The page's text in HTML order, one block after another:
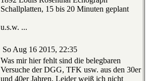
Schallplatten, 15 bis 20 Minuten geplant
u.s.w. ...
So Aug 16 2015, 22:35
Was mir hier fehlt sind die belegbaren
Versuche der DGG, TFK usw. aus den 30er
und 40er Jahren. Leider weiß ich nicht